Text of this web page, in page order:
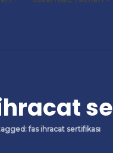
fas ihracat sertifikası